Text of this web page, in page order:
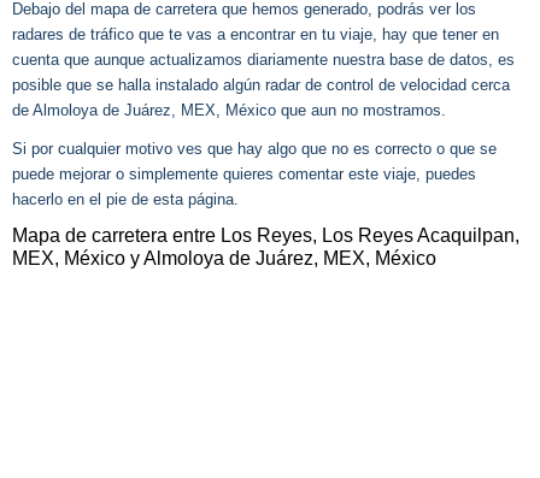
Debajo del mapa de carretera que hemos generado, podrás ver los
radares de tráfico que te vas a encontrar en tu viaje, hay que tener en
cuenta que aunque actualizamos diariamente nuestra base de datos, es
posible que se halla instalado algún radar de control de velocidad cerca
de Almoloya de Juárez, MEX, México que aun no mostramos.
Si por cualquier motivo ves que hay algo que no es correcto o que se
puede mejorar o simplemente quieres comentar este viaje, puedes
hacerlo en el pie de esta página.
Mapa de carretera entre Los Reyes, Los Reyes Acaquilpan,
MEX, México y Almoloya de Juárez, MEX, México